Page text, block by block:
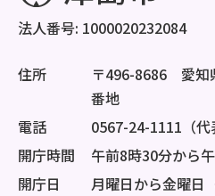
法人番号: 1000020232084
住所
〒496-8686 愛知
番地
電話
0567-24-1111（代
開庁時間
午前8時30分から
開庁日
月曜日から金曜日